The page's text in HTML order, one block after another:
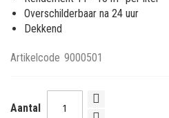
Overschilderbaar na 24 uur
Dekkend
Artikelcode 9000501
Aantal